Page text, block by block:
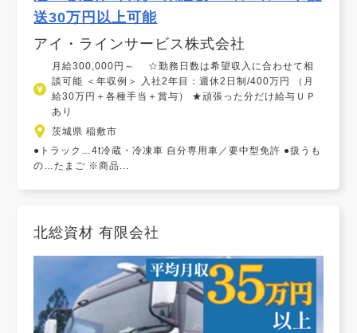
送30万円以上可能
アイ・ラインサービス株式会社
月給300,000円～ ☆勤務日数は希望収入に合わせて相
談可能 ＜年収例＞ 入社2年目：週休2日制/400万円 （月
給30万円＋各種手当＋賞与） ★頑張った分だけ給与ＵＰ
あり
茨城県 稲敷市
●トラック…4t冷蔵・冷凍車 自分専用車／要中型免許 ●扱うも
の…たまご ※商品...
北総資材 有限会社